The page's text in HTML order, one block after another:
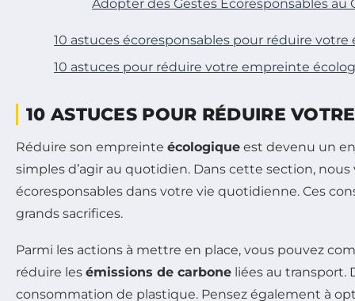
Adopter des Gestes Écoresponsables au
10 astuces écoresponsables pour réduire
10 astuces pour réduire votre empreinte
10 ASTUCES POUR RÉDUIRE
Réduire son empreinte écologique est devenu un
simples d’agir au quotidien. Dans cette section,
écoresponsables dans votre vie quotidienne. Ces
grands sacrifices.
Parmi les actions à mettre en place, vous pouvez
réduire les émissions de carbone liées au transport.
consommation de plastique. Pensez également à